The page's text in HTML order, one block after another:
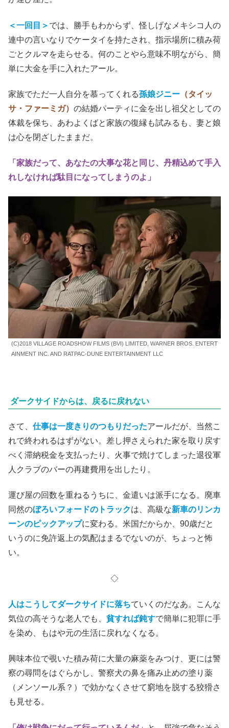
＜一回目＞ では、勝手もわからず、怪しげなメキシコ人の
連中の言いなりでケータイを持たされ、指示場所に積み荷
ごとクルマを走らせる。何のことやら意味不明ながら、簡
単に大金を手に入れたアール。
家族でただ一人自分を慕ってくれる孫娘ジニー （タイッ
サ・ファーミガ） の結婚パーティに金を出し祖父としての
体裁を保ち、あわよくばと家族の復縁も試みるも、妻と娘
は心を閉ざしたままだ。
「家族だって、あなたの大事な花と同じ、丹精込めて手入
れしなければ駄目になってしまうのよ」
(C)2018 VILLAGE ROADSHOW FILMS (BVI) LIMITED, WARNER BROS. ENTERT
AINMENT INC. AND RATPAC-DUNE ENTERTAINMENT LLC
ダークサイドからは、戻るに戻れない
さて、 仕事は一度きりのつもりだったアールだが、当然こ
れで終われるはずがない。差し押さえられた家を取り戻す
べく滞納税金を支払ったり、火事で焼けてしまった退役軍
人クラブのバーの再建費用を出したり。
運び屋の回数を重ねるうちに、金遣いは派手になる。廃車
同然のぼろいフォードのトラックは、高級な新車のリンカ
ーンのピックアップに変わる。米国だからか、90歳だと
いうのに免許返上の気配はまるでないのが、ちょっと怖
い。
◇
人はこうしてダークサイドに落ちていくのだなあ。こんな
気位の高そうな老人でも、 貧すれば鈍すで簡単に犯罪に手
を染め、もはや元の生活に戻れなくなる。
興味本位で覗いた積み荷に大量の麻薬をみつけ、更には警
察の尋問をはぐらかし、警察犬の鼻を痛み止めの塗り薬
（メンソール系？）で効かなくさせて窮地を脱する狡猾さ
も見せる。